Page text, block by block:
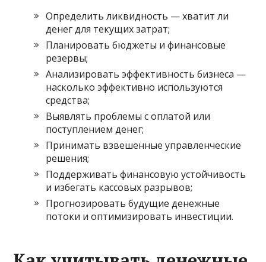
Определить ликвидность — хватит ли
денег для текущих затрат;
Планировать бюджеты и финансовые
резервы;
Анализировать эффективность бизнеса —
насколько эффективно используются
средства;
Выявлять проблемы с оплатой или
поступлением денег;
Принимать взвешенные управленческие
решения;
Поддерживать финансовую устойчивость
и избегать кассовых разрывов;
Прогнозировать будущие денежные
потоки и оптимизировать инвестиции.